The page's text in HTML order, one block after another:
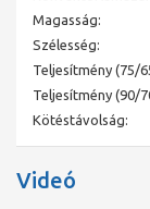
révén.
Rövid
Nagyobb
idők miatt.
Minden
Magasság:
Szélesség:
Teljesítmény (75/
Teljesítmény (90/
Kötéstávolság:
Videó